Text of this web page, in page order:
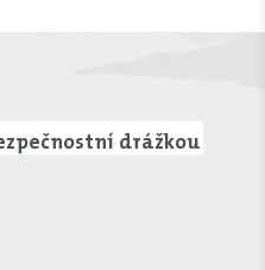
drážkou